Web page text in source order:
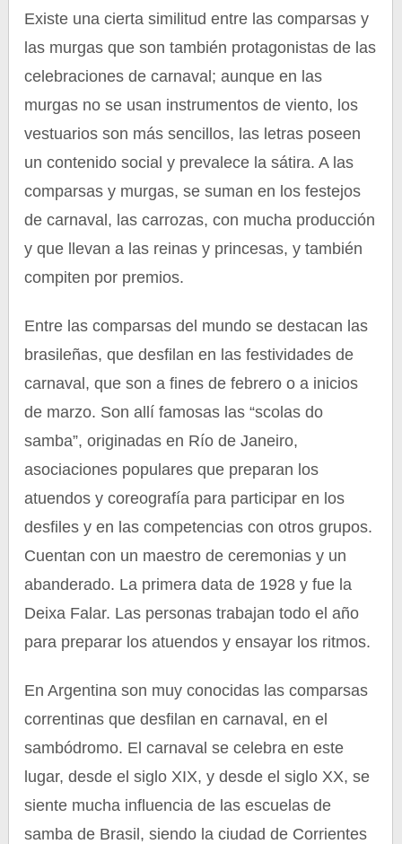
Existe una cierta similitud entre las comparsas y
las murgas que son también protagonistas de las
celebraciones de carnaval; aunque en las
murgas no se usan instrumentos de viento, los
vestuarios son más sencillos, las letras poseen
un contenido social y prevalece la sátira. A las
comparsas y murgas, se suman en los festejos
de carnaval, las carrozas, con mucha producción
y que llevan a las reinas y princesas, y también
compiten por premios.
Entre las comparsas del mundo se destacan las
brasileñas, que desfilan en las festividades de
carnaval, que son a fines de febrero o a inicios
de marzo. Son allí famosas las “scolas do
samba”, originadas en Río de Janeiro,
asociaciones populares que preparan los
atuendos y coreografía para participar en los
desfiles y en las competencias con otros grupos.
Cuentan con un maestro de ceremonias y un
abanderado. La primera data de 1928 y fue la
Deixa Falar. Las personas trabajan todo el año
para preparar los atuendos y ensayar los ritmos.
En Argentina son muy conocidas las comparsas
correntinas que desfilan en carnaval, en el
sambódromo. El carnaval se celebra en este
lugar, desde el siglo XIX, y desde el siglo XX, se
siente mucha influencia de las escuelas de
samba de Brasil, siendo la ciudad de Corrientes